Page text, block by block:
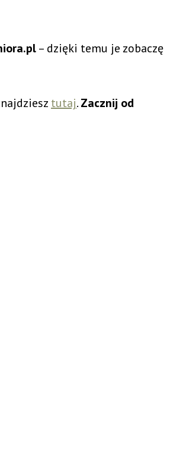
– dzięki temu je zobaczę
tutaj.Zacznij od